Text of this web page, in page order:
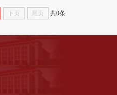
下页 尾页 共0条